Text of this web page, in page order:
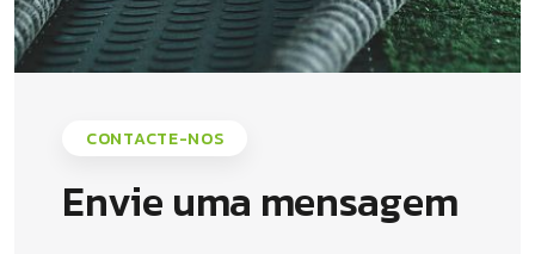
CONTACTE-NOS
Envie uma mensagem